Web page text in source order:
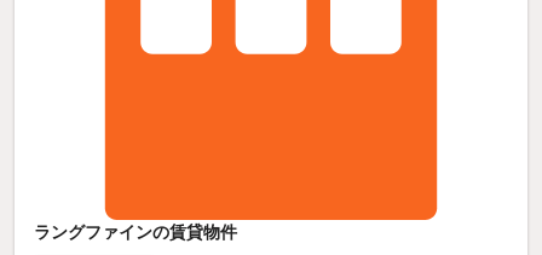
ラングファインの賃貸物件